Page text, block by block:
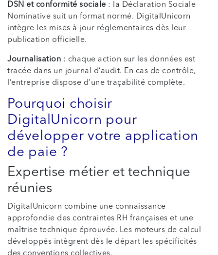
DSN et conformité sociale : la Déclaration Sociale
Nominative suit un format normé. DigitalUnicorn
intègre les mises à jour réglementaires dès leur
publication officielle.
Journalisation : chaque action sur les données est
tracée dans un journal d’audit. En cas de contrôle,
l’entreprise dispose d’une traçabilité complète.
Pourquoi choisir
DigitalUnicorn pour
développer votre application
de paie ?
Expertise métier et technique
réunies
DigitalUnicorn combine une connaissance
approfondie des contraintes RH françaises et une
maîtrise technique éprouvée. Les moteurs de calcul
développés intègrent dès le départ les spécificités
des conventions collectives.